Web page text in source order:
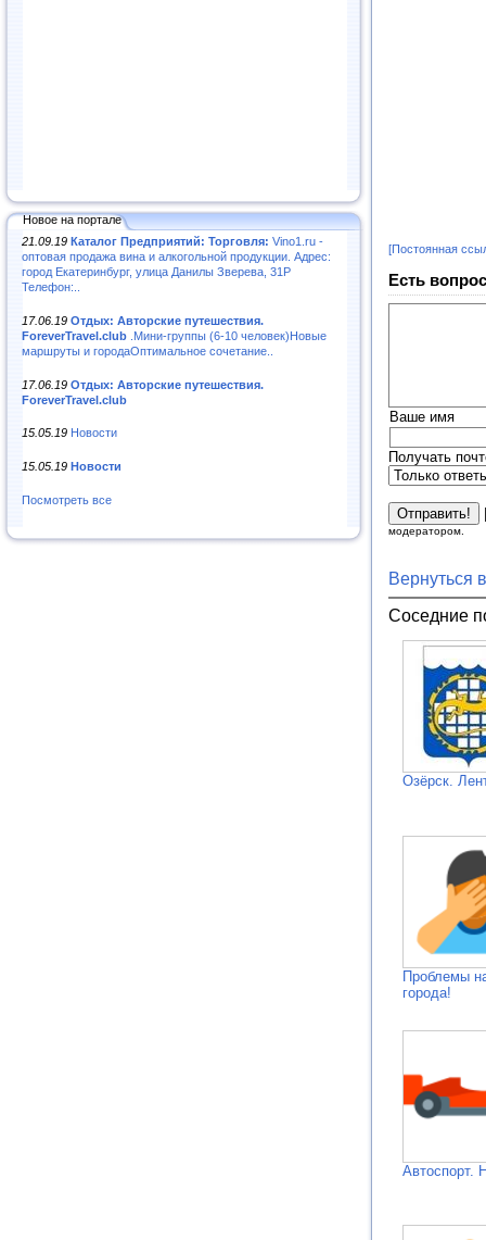
Новое на портале
21.09.19 Каталог Предприятий: Торговля: Vino1.ru -
оптовая продажа вина и алкогольной продукции. Адрес:
город Екатеринбург, улица Данилы Зверева, 31Р
Телефон:..
17.06.19 Отдых: Авторские путешествия.
ForeverTravel.club .Мини-группы (6-10 человек)Новые
маршруты и городаОптимальное сочетание..
17.06.19 Отдых: Авторские путешествия.
ForeverTravel.club
15.05.19 Новости
15.05.19 Новости
Посмотреть все
[Постоянная
Есть
Ваше имя
Получать
модератором.
Вернуться
Соседние
Озёрск.
Проблемы
города!
Автоспорт.